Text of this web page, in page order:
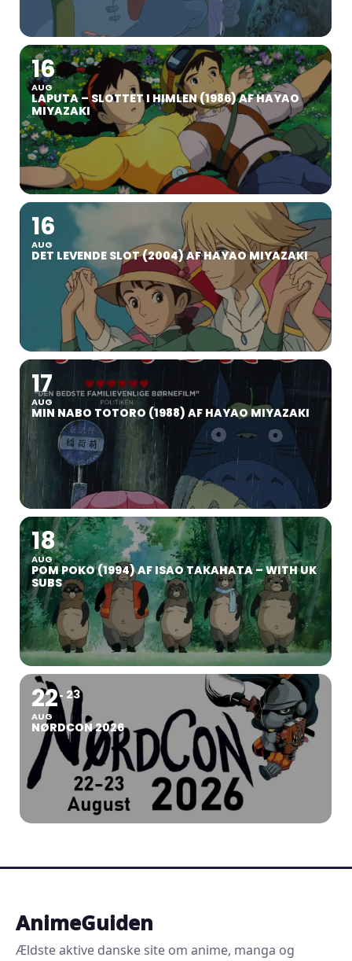
16
AUG
LAPUTA – SLOTTET I HIMLEN (1986) AF HAYAO
MIYAZAKI
16
AUG
DET LEVENDE SLOT (2004) AF HAYAO MIYAZAKI
17
AUG
MIN NABO TOTORO (1988) AF HAYAO MIYAZAKI
18
AUG
POM POKO (1994) AF ISAO TAKAHATA – WITH UK
SUBS
22
AUG
23
NØRDCON 2026
AnimeGuiden
Ældste aktive danske site om anime, manga og